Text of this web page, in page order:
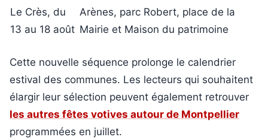
Le Crès, du
13 au 18 août
Arènes, parc Robert, place de la
Mairie et Maison du patrimoine
Cette nouvelle séquence prolonge le calendrier
estival des communes. Les lecteurs qui souhaitent
élargir leur sélection peuvent également retrouver
les autres fêtes votives autour de Montpellier
programmées en juillet.